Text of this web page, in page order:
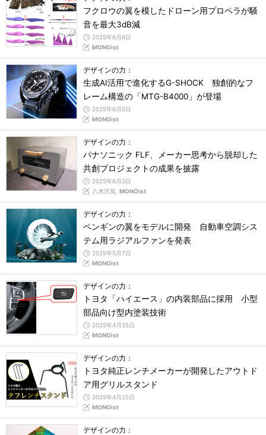
フクロウの翼を模したドローン用プロペラが騒
音を最大3dB減
2025年6月6日
MONOist
デザインの力：
生成AI活用で進化するG-SHOCK 独創的なフ
レーム構造の「MTG-B4000」が登場
2025年6月5日
MONOist
デザインの力：
パナソニック FLF、メーカー思考から脱却した
共創プロジェクトの成果を披露
2025年6月3日
八木沢篤, MONOist
デザインの力：
ペンギンの翼をモデルに開発 自動車空調シス
テム用ラジアルファンを発表
2025年5月7日
MONOist
デザインの力：
トヨタ「ハイエース」の内装部品に採用 小型
部品向け型内塗装技術
2025年4月25日
MONOist
デザインの力：
トヨタ純正レンチメーカーが開発したアウトド
ア用グリルスタンド
2025年4月25日
MONOist
デザインの力：